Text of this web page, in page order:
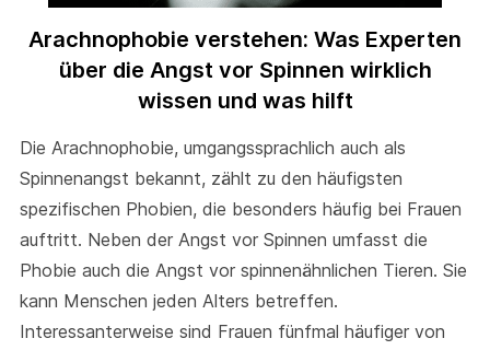
Arachnophobie verstehen: Was Experten
über die Angst vor Spinnen wirklich
wissen und was hilft
Die Arachnophobie, umgangssprachlich auch als
Spinnenangst bekannt, zählt zu den häufigsten
spezifischen Phobien, die besonders häufig bei Frauen
auftritt. Neben der Angst vor Spinnen umfasst die
Phobie auch die Angst vor spinnenähnlichen Tieren. Sie
kann Menschen jeden Alters betreffen.
Interessanterweise sind Frauen fünfmal häufiger von